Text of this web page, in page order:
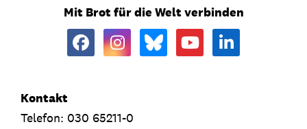
Mit Brot für die Welt verbinden
Kontakt
Telefon: 030 65211-0